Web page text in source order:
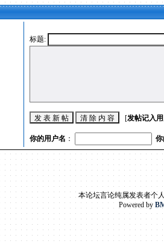
标题:
[发帖记入
你的用户名 ： 你
本论坛言论纯属发表者个
Powered by